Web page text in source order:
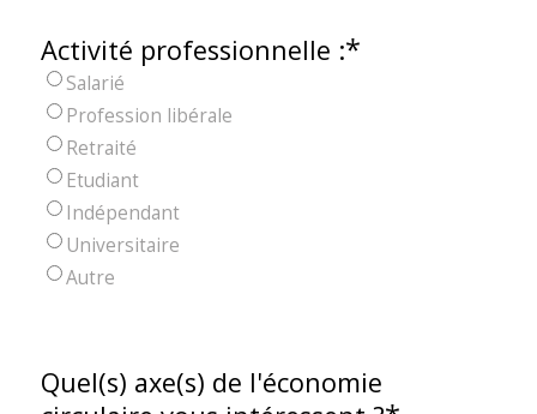
Activité professionnelle :*
Salarié
Profession libérale
Retraité
Etudiant
Indépendant
Universitaire
Autre
Quel(s) axe(s) de l'économie